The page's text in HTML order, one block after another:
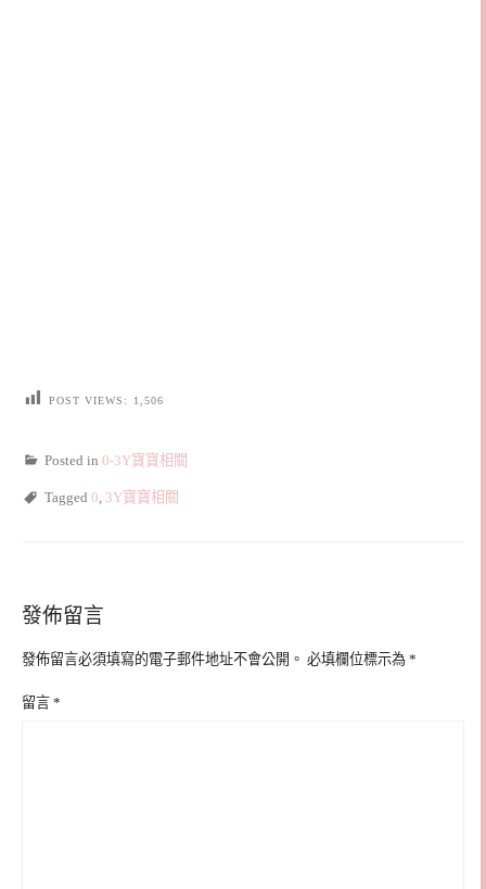
POST VIEWS: 1,506
Posted in 0-3Y寶寶相關
Tagged 0, 3Y寶寶相關
發佈留言
發佈留言必須填寫的電子郵件地址不會公開。 必填欄位標示為 *
留言 *